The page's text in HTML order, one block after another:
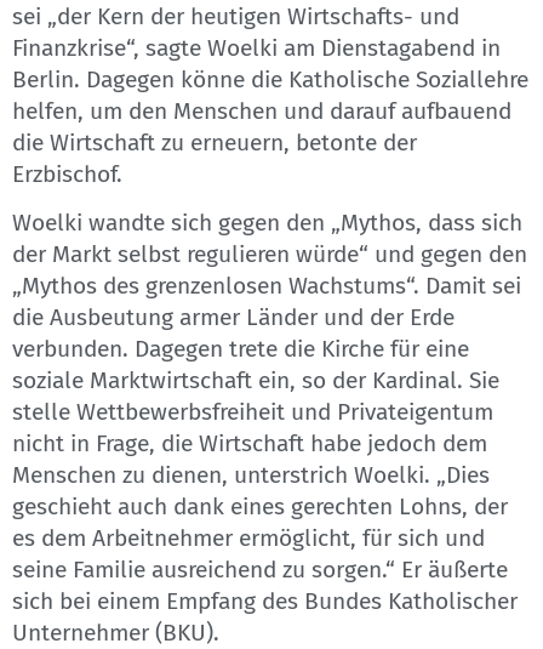
sei „der Kern der heutigen Wirtschafts- und
Finanzkrise“, sagte Woelki am Dienstagabend in
Berlin. Dagegen könne die Katholische Soziallehre
helfen, um den Menschen und darauf aufbauend
die Wirtschaft zu erneuern, betonte der
Erzbischof.
Woelki wandte sich gegen den „Mythos, dass sich
der Markt selbst regulieren würde“ und gegen den
„Mythos des grenzenlosen Wachstums“. Damit sei
die Ausbeutung armer Länder und der Erde
verbunden. Dagegen trete die Kirche für eine
soziale Marktwirtschaft ein, so der Kardinal. Sie
stelle Wettbewerbsfreiheit und Privateigentum
nicht in Frage, die Wirtschaft habe jedoch dem
Menschen zu dienen, unterstrich Woelki. „Dies
geschieht auch dank eines gerechten Lohns, der
es dem Arbeitnehmer ermöglicht, für sich und
seine Familie ausreichend zu sorgen.“ Er äußerte
sich bei einem Empfang des Bundes Katholischer
Unternehmer (BKU).